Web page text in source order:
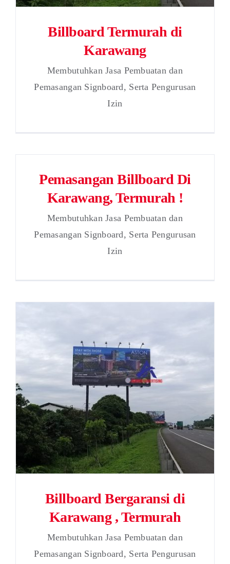
Billboard Termurah di
Karawang
Membutuhkan Jasa Pembuatan dan
Pemasangan Signboard, Serta Pengurusan
Izin
Pemasangan Billboard Di
Karawang, Termurah !
Membutuhkan Jasa Pembuatan dan
Pemasangan Signboard, Serta Pengurusan
Izin
Billboard Bergaransi di
Karawang , Termurah
Membutuhkan Jasa Pembuatan dan
Pemasangan Signboard, Serta Pengurusan